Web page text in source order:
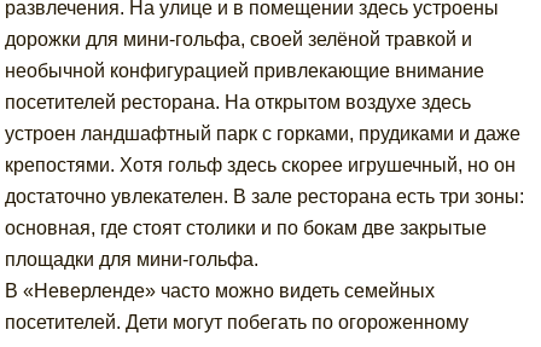
развлечения. На улице и в помещении здесь устроены
дорожки для мини-гольфа, своей зелёной травкой и
необычной конфигурацией привлекающие внимание
посетителей ресторана. На открытом воздухе здесь
устроен ландшафтный парк с горками, прудиками и даже
крепостями. Хотя гольф здесь скорее игрушечный, но он
достаточно увлекателен. В зале ресторана есть три зоны:
основная, где стоят столики и по бокам две закрытые
площадки для мини-гольфа.
В «Неверленде» часто можно видеть семейных
посетителей. Дети могут побегать по огороженному